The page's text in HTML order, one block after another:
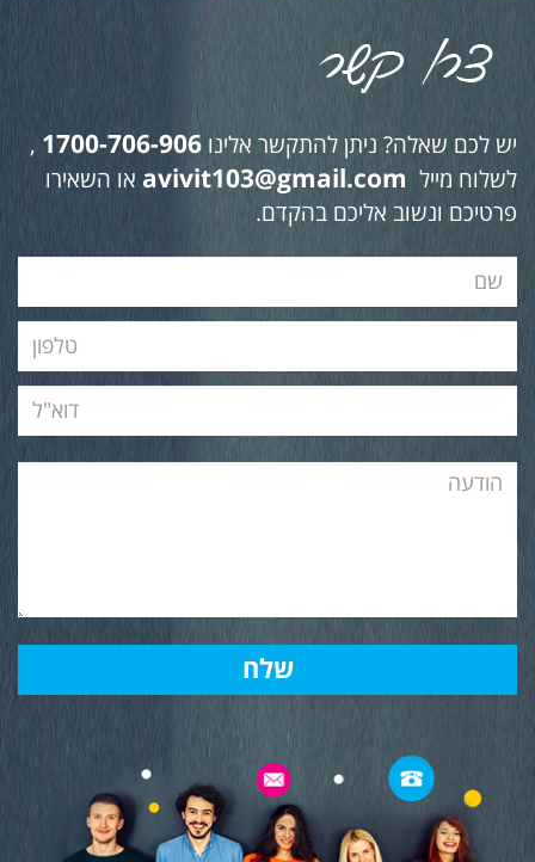
יש לכם שאלה? ניתן להתקשר אלינו 1700-706-906
,
לשלוח מייל avivit103@gmail.com או השאירו
פרטיכם ונשוב אליכם בהקדם.